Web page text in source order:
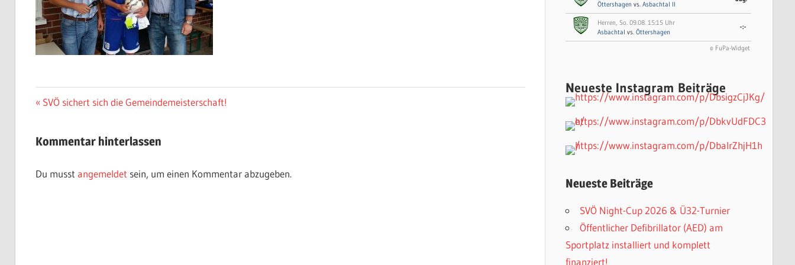
Beitragsnavigation
Vorheriger
SVÖ sichert sich die Gemeindemeisterschaft!
Kommentar hinterlassen
Du musst angemeldet sein, um einen Kommentar abzugeben.
Öttershagen vs. Asbachtal II
Herren, So. 09.08. 15:15 Uhr
Asbachtal vs. Öttershagen
-:-
© FuPa-Widget
Neueste Instagram Beiträge
Neueste Beiträge
SVÖ Night-Cup 2026 & Ü32-Turnier
Öffentlicher Defibrillator (AED) am
Sportplatz installiert und komplett
finanziert!